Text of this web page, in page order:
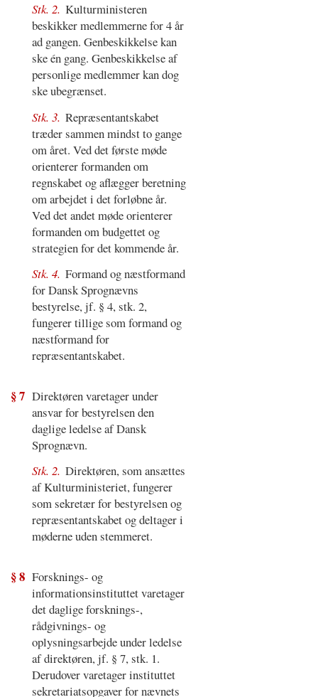
Stk. 2. Kulturministeren
beskikker medlemmerne for 4 år
ad gangen. Genbeskikkelse kan
ske én gang. Genbeskikkelse af
personlige medlemmer kan dog
ske ubegrænset.
Stk. 3. Repræsentantskabet
træder sammen mindst to gange
om året. Ved det første møde
orienterer formanden om
regnskabet og aflægger beretning
om arbejdet i det forløbne år.
Ved det andet møde orienterer
formanden om budgettet og
strategien for det kommende år.
Stk. 4. Formand og næstformand
for Dansk Sprognævns
bestyrelse, jf. § 4, stk. 2,
fungerer tillige som formand og
næstformand for
repræsentantskabet.
§ 7 Direktøren varetager under
ansvar for bestyrelsen den
daglige ledelse af Dansk
Sprognævn.
Stk. 2. Direktøren, som ansættes
af Kulturministeriet, fungerer
som sekretær for bestyrelsen og
repræsentantskabet og deltager i
møderne uden stemmeret.
§ 8 Forsknings- og
informationsinstituttet varetager
det daglige forsknings-,
rådgivnings- og
oplysningsarbejde under ledelse
af direktøren, jf. § 7, stk. 1.
Derudover varetager instituttet
sekretariatsopgaver for nævnets